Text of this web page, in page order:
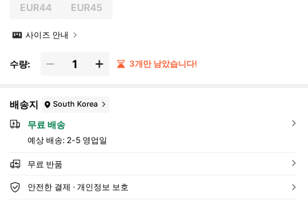
EUR44 EUR45
사이즈 안내
수량: 3개만 남았습니다!
배송지 South Korea
무료 배송
예상 배송: 2-5 영업일
무료 반품
안전한 결제 · 개인정보 보호